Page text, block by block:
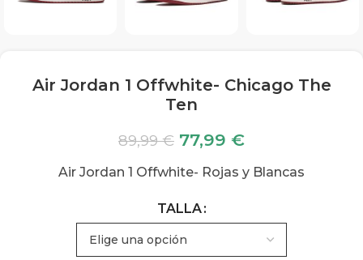
Air Jordan 1 Offwhite- Chicago The
Ten
89,99€ 77,99 €
Air Jordan 1 Offwhite- Rojas y Blancas
TALLA